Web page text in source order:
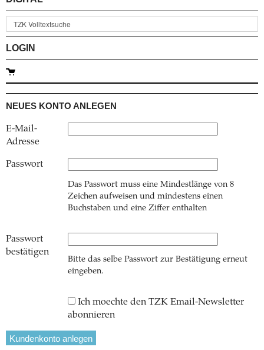
LOGIN
NEUES KONTO ANLEGEN
E-Mail-
Adresse
Passwort
Das Passwort muss eine Mindestlänge von 8
Zeichen aufweisen und mindestens einen
Buchstaben und eine Ziffer enthalten
Passwort
bestätigen
Bitte das selbe Passwort zur Bestätigung erneut
eingeben.
Ich moechte den TZK Email-Newsletter
abonnieren